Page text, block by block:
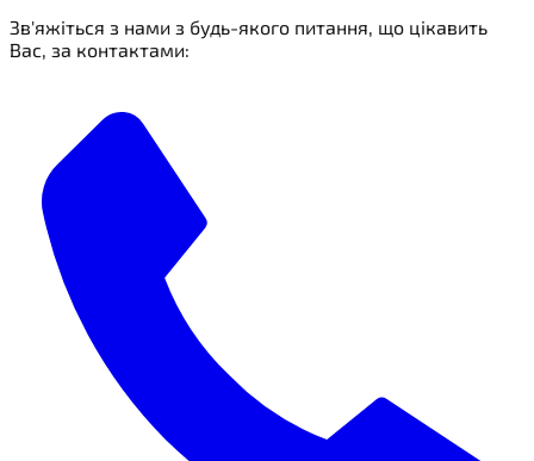
Зв'яжіться з нами з будь-якого питання, що цікавить
Вас, за контактами: